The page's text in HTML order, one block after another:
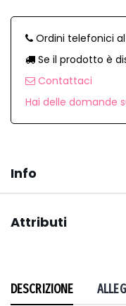
Ordini telefonici
Se il prodotto è
Contattaci
Hai delle domande
Info
Attributi
DESCRIZIONE